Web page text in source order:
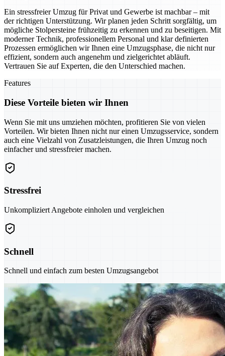
Ein stressfreier Umzug für Privat und Gewerbe ist machbar – mit
der richtigen Unterstützung. Wir planen jeden Schritt sorgfältig, um
mögliche Stolpersteine frühzeitig zu erkennen und zu beseitigen. Mit
moderner Technik, professionellem Personal und klar definierten
Prozessen ermöglichen wir Ihnen eine Umzugsphase, die nicht nur
effizient, sondern auch angenehm und zielgerichtet abläuft.
Vertrauen Sie auf Experten, die den Unterschied machen.
Features
Diese Vorteile bieten wir Ihnen
Wenn Sie mit uns umziehen möchten, profitieren Sie von vielen
Vorteilen. Wir bieten Ihnen nicht nur einen Umzugsservice, sondern
auch eine Vielzahl von Zusatzleistungen, die Ihren Umzug noch
einfacher und stressfreier machen.
Stressfrei
Unkompliziert Angebote einholen und vergleichen
Schnell
Schnell und einfach zum besten Umzugsangebot